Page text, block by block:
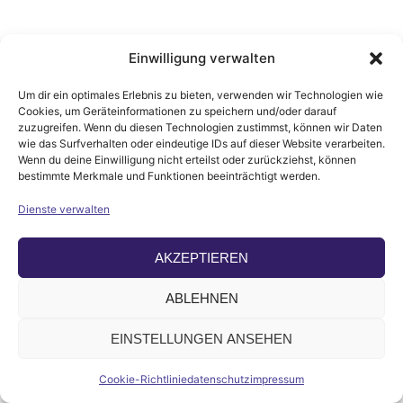
Einwilligung verwalten
Um dir ein optimales Erlebnis zu bieten, verwenden wir Technologien wie
Cookies, um Geräteinformationen zu speichern und/oder darauf
zuzugreifen. Wenn du diesen Technologien zustimmst, können wir Daten
wie das Surfverhalten oder eindeutige IDs auf dieser Website verarbeiten.
Wenn du deine Einwilligung nicht erteilst oder zurückziehst, können
bestimmte Merkmale und Funktionen beeinträchtigt werden.
Dienste verwalten
AKZEPTIEREN
ABLEHNEN
EINSTELLUNGEN ANSEHEN
Cookie-Richtliniedatenschutzimpressum
COOKIE-RICHTLINIE (EU)